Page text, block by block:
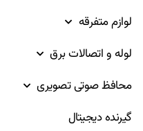
لوازم متفرقه
لوله و اتصالات برق
محافظ صوتی تصویری
گیرنده دیجیتال